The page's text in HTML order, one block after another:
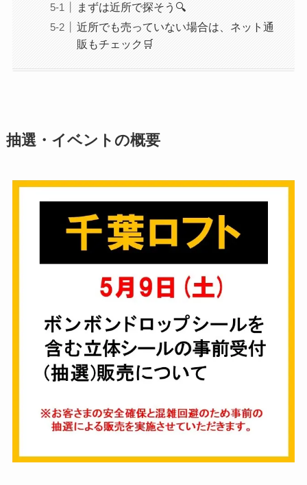
まずは近所で探そう🔍
近所でも売っていない場合は、ネット通
販もチェック🛒
抽選・イベントの概要